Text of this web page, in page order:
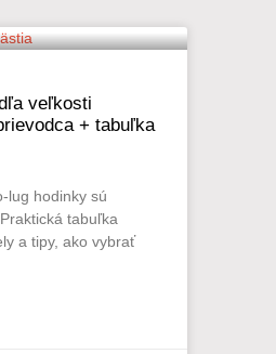
veľkosti
+ tabuľka
lug hodinky sú
tabuľka
a tipy, ako vybrať